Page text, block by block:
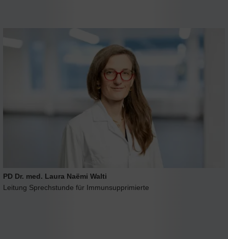
PD Dr. med. Laura Naëmi Walti
Leitung Sprechstunde für Immunsupprimierte